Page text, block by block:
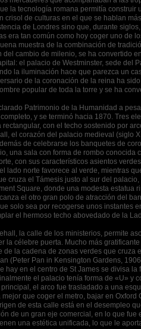
la tecnología romana permitía
crisol de culturas en el que se hablan
de Londres sino que, durante
era tan común como hoy coger uno de
muestra de la combinación de
cambio de milenio, se ha convertido
el palacio de Westminster, sede del
la iluminación hace que parezca un
de la coronación de la reina ha
popular de toda la torre y se ha
Patrimonio de la Humanidad a
y se terminó hacia 1870. Tres
con el techo sostenido por
el corazón del palacio medieval
de celebrarse los banquetes de
una sala con forma de rombo
con sus característicos asientos
lado norte favorece al verde, mientras
cruza el Támesis justo al sur del palacio,
Square, donde una modesta
el otro gran polo de atracción del
solo sea por recogerse unos instantes
el hermoso techo abovedado de la
la calle de los ministerios, permite
la célebre puerta. Mucho más
de la cadena de zonas verdes que
(Peter Pan in Kensington Gardens,
hay en el centro de St James se divisa
el palacio tenía forma de «U» y
el arco fue trasladado a una
que coger el metro, bajar en
de esta calle está en el desempleo
de un gran eje comercial, en lo que
una estética unificada, lo que le